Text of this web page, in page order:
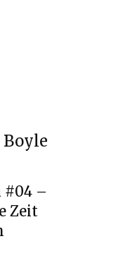
Boyle
#04 –
Zeit